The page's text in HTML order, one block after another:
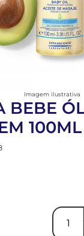
Imagem ilustrativa
BEBE
100ML